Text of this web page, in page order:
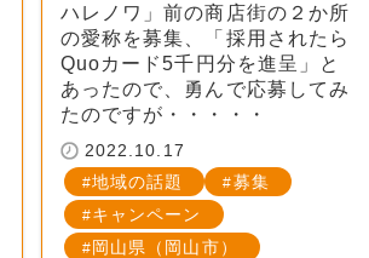
ハレノワ」前の商店街の２か所
の愛称を募集、「採用されたら
Quoカード5千円分を進呈」と
あったので、勇んで応募してみ
たのですが・・・・・
2022.10.17
地域の話題
募集
キャンペーン
岡山県（岡山市）